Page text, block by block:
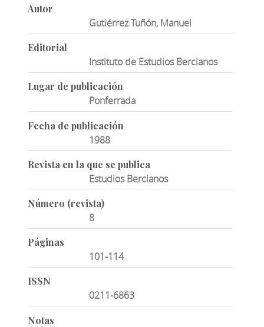
Autor
Gutiérrez Tuñón, Manuel
Editorial
Instituto de Estudios Bercianos
Lugar de publicación
Ponferrada
Fecha de publicación
1988
Revista en la que se publica
Estudios Bercianos
Número (revista)
8
Páginas
101-114
ISSN
0211-6863
Notas